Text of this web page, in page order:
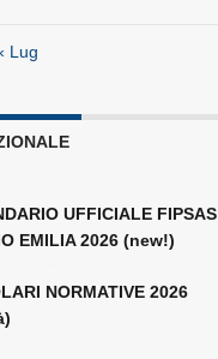
Lug
UFFICIALE FIPSAS
EMILIA 2026 (new!)
NORMATIVE 2026